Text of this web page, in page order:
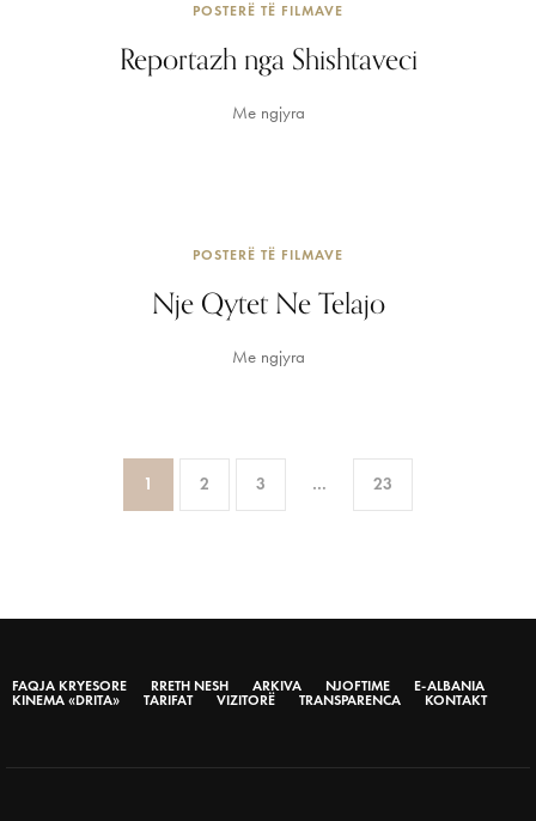
POSTERË TË FILMAVE
Reportazh nga Shishtaveci
Me ngjyra
POSTERË TË FILMAVE
Nje Qytet Ne Telajo
Me ngjyra
1 2 3 … 23
FAQJA KRYESORE RRETH NESH ARKIVA NJOFTIME
E-ALBANIA
KINEMA «DRITA»
TARIFAT VIZITORË TRANSPARENCA KONTAKT